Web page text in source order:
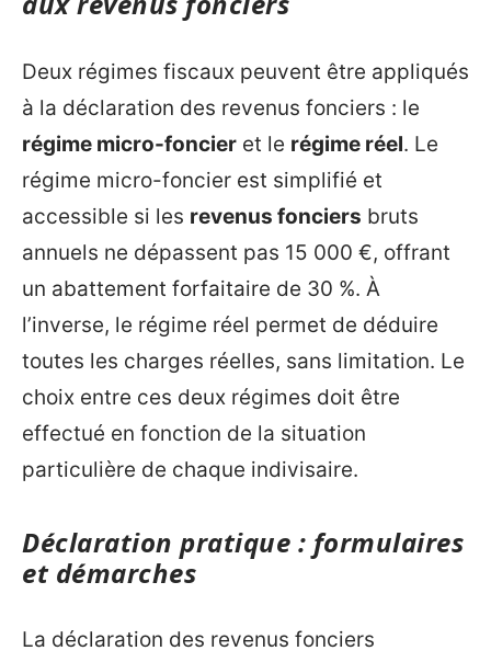
Deux régimes fiscaux peuvent être appliqués
à la déclaration des revenus fonciers : le
régime micro-foncier et le régime réel. Le
régime micro-foncier est simplifié et
accessible si les revenus fonciers bruts
annuels ne dépassent pas 15 000 €, offrant
un abattement forfaitaire de 30 %. À
l’inverse, le régime réel permet de déduire
toutes les charges réelles, sans limitation. Le
choix entre ces deux régimes doit être
effectué en fonction de la situation
particulière de chaque indivisaire.
Déclaration pratique : formulaires
et démarches
La déclaration des revenus fonciers